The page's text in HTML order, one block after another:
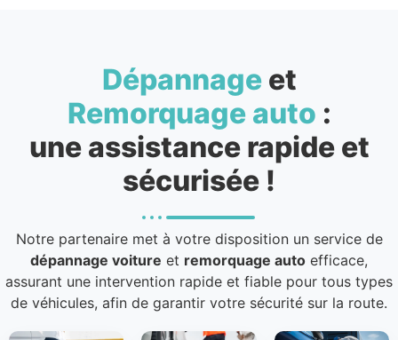
Dépannageet
Remorquage auto :
une assistance rapide et
sécurisée !
Notre partenaire met à votre disposition un service de
dépannage voiture et remorquage auto efficace,
assurant une intervention rapide et fiable pour tous types
de véhicules, afin de garantir votre sécurité sur la route.